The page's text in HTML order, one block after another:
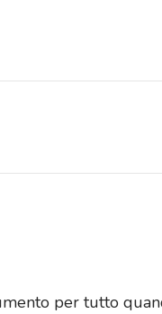
per tutto